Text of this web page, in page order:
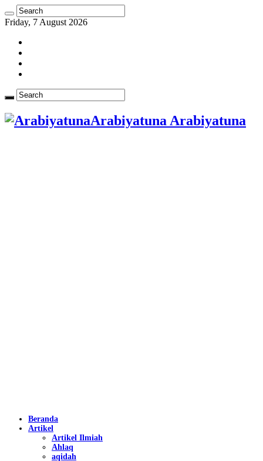
Friday, 7 August 2026
Arabiyatuna Arabiyatuna
Beranda
Artikel
Artikel Ilmiah
Ahlaq
aqidah